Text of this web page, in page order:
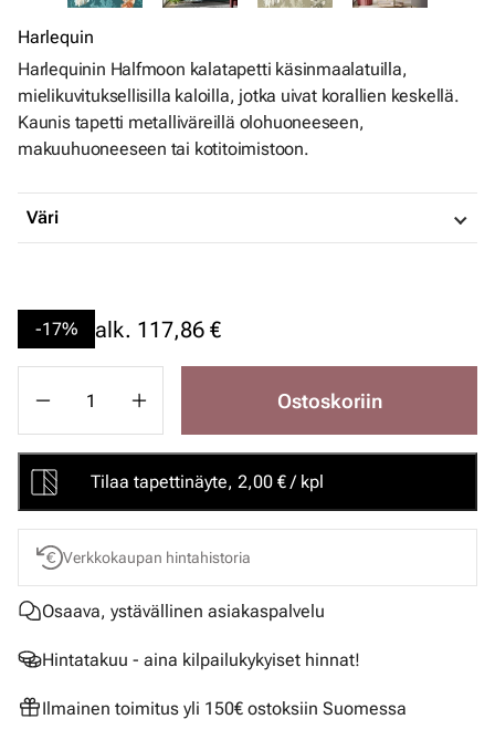
Harlequin
Harlequinin Halfmoon kalatapetti käsinmaalatuilla,
mielikuvituksellisilla kaloilla, jotka uivat korallien keskellä.
Kaunis tapetti metalliväreillä olohuoneeseen,
makuuhuoneeseen tai kotitoimistoon.
Väri
-17% alk. 117,86 €
Ostoskoriin
Tilaa tapettinäyte, 2,00 € / kpl
Verkkokaupan hintahistoria
Osaava, ystävällinen asiakaspalvelu
Hintatakuu - aina kilpailukykyiset hinnat!
Ilmainen toimitus yli 150€ ostoksiin Suomessa